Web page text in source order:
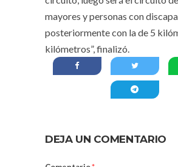
mayores y personas con
posteriormente con la de 5
kilómetros”, finalizó.
DEJA UN COMENTARIO